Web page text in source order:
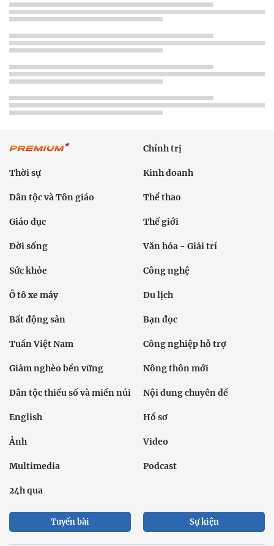
Chính trị
Thời sự Kinh doanh
Dân tộc và Tôn giáo Thể thao
Giáo dục Thế giới
Đời sống Văn hóa - Giải trí
Sức khỏe Công nghệ
Ô tô xe máy Du lịch
Bất động sản Bạn đọc
Tuần Việt Nam Công nghiệp hỗ trợ
Giảm nghèo bền vững Nông thôn mới
Dân tộc thiểu số và miền núi Nội dung chuyên đề
English Hồ sơ
Ảnh Video
Multimedia Podcast
24h qua
Tuyến bài Sự kiện